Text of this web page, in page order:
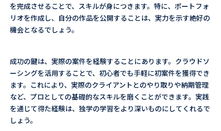
を完成させることで、スキルが身につきます。特に、ポートフォ
リオを作成し、自分の作品を公開することは、実力を示す絶好の
機会となるでしょう。
成功の鍵は、実際の案件を経験することにあります。クラウドソ
ーシングを活用することで、初心者でも手軽に初案件を獲得でき
ます。これにより、実際のクライアントとのやり取りや納期管理
など、プロとしての基礎的なスキルを磨くことができます。実践
を通じて得た経験は、独学の学習をより深いものにしてくれるで
しょう。